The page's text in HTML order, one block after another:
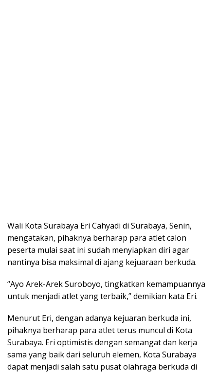
Wali Kota Surabaya Eri Cahyadi di Surabaya, Senin,
mengatakan, pihaknya berharap para atlet calon
peserta mulai saat ini sudah menyiapkan diri agar
nantinya bisa maksimal di ajang kejuaraan berkuda.
“Ayo Arek-Arek Suroboyo, tingkatkan kemampuannya
untuk menjadi atlet yang terbaik,” demikian kata Eri.
Menurut Eri, dengan adanya kejuaran berkuda ini,
pihaknya berharap para atlet terus muncul di Kota
Surabaya. Eri optimistis dengan semangat dan kerja
sama yang baik dari seluruh elemen, Kota Surabaya
dapat menjadi salah satu pusat olahraga berkuda di